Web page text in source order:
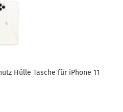
Hülle Ta­sche für iPho­ne 11